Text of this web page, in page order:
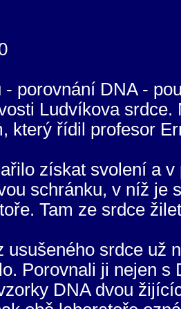
- porovnání DNA -
Ludvíkova
který řídil profesor
získat svolení a
schránku, v níž je
Tam ze srdce
usušeného srdce už
Porovnali ji nejen s
DNA dvou